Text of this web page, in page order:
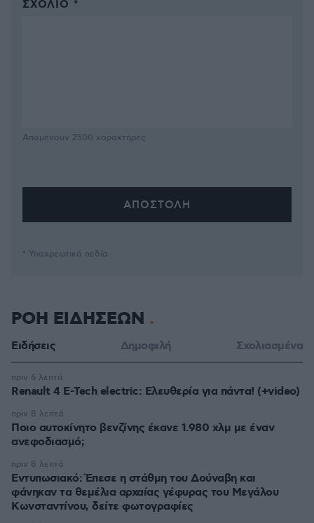
ΣΧΌΛΙΟ *
Απομένουν 2500 χαρακτήρες
* Υποχρεωτικά πεδία
ΡΟΗ ΕΙΔΗΣΕΩΝ
Ειδήσεις Δημοφιλή Σχολιασμένα
Renault 4 E-Tech electric: Ελευθερία για πάντα! (+video)
πριν 6 λεπτά
Ποιο αυτοκίνητο βενζίνης έκανε 1.980 χλμ με έναν
ανεφοδιασμό;
πριν 8 λεπτά
Εντυπωσιακό: Έπεσε η στάθμη του Δούναβη και
φάνηκαν τα θεμέλια αρχαίας γέφυρας του Μεγάλου
Κωνσταντίνου, δείτε φωτογραφίες
πριν 8 λεπτά